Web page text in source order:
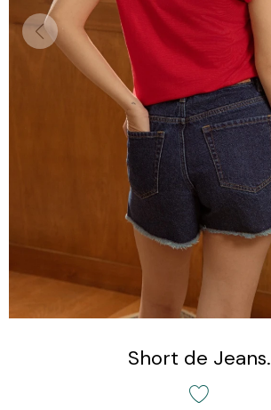
Short de Jeans.